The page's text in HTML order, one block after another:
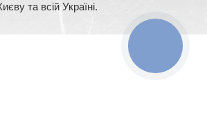
та всій Україні.